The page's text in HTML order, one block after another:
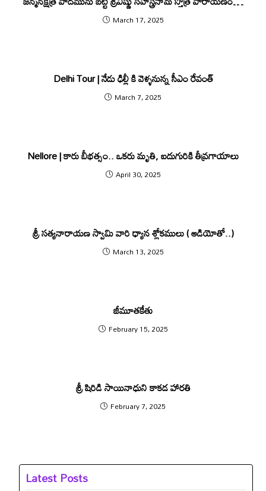
March 17, 2025
Delhi Tour | నేడు ఢిల్లీ కి వెళ్ళనున్న సీఎం రేవంత్
March 7, 2025
Nellore | కారు బీభత్సం.. ఒకరు మృతి, ఐదుగురికి తీవ్రగాయాలు
April 30, 2025
శ్రీ సత్యనారాయణ స్వామి వారి ధ్యాన శ్లోకములు ( ఆడియోతో..)
March 13, 2025
జీమూతకేతు
February 15, 2025
శ్రీ షిరిడి సాయినాధుని కాకడ హారతి
February 7, 2025
Latest Posts